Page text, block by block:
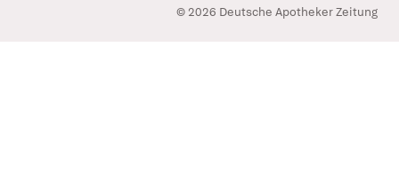
© 2026 Deutsche Apotheker Zeitung